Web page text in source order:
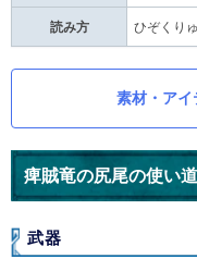
読み方 ひぞくり
素材・アイ
痺賊竜の尻尾の使い道
武器